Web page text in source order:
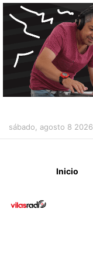
sábado, agosto 8 2026
Inicio